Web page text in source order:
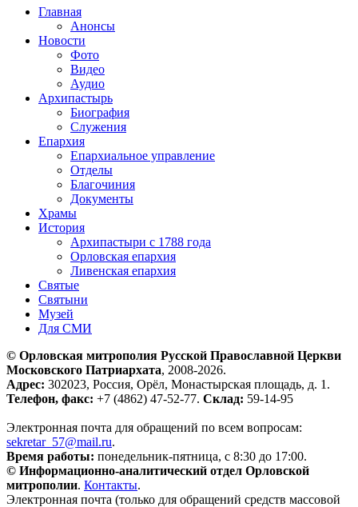
Главная
Анонсы
Новости
Фото
Видео
Аудио
Архипастырь
Биография
Служения
Епархия
Епархиальное управление
Отделы
Благочиния
Документы
Храмы
История
Архипастыри с 1788 года
Орловская епархия
Ливенская епархия
Святые
Святыни
Музей
Для СМИ
© Орловская митрополия Русской Православной Церкви
Московского Патриархата, 2008-2026.
Адрес: 302023, Россия, Орёл, Монастырская площадь, д. 1.
Телефон, факс: +7 (4862) 47-52-77. Склад: 59-14-95
Электронная почта для обращений по всем вопросам:
sekretar_57@mail.ru.
Время работы: понедельник-пятница, с 8:30 до 17:00.
© Информационно-аналитический отдел Орловской
митрополии. Контакты.
Электронная почта (только для обращений средств массовой